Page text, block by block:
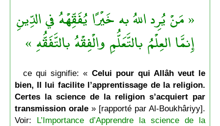
« مَنْ يُرِد اللهُ به خَيْرًا يُفَقِّهْهُ في الدِّينِ
إِنمَّا العِلْمُ بالتَّعَلُّمِ والْفِقْهُ بالتَّفَقُّهِ »
ce qui signifie: « Celui pour qui Allâh veut le
bien, Il lui facilite l’apprentissage de la religion.
Certes la science de la religion s’acquiert par
transmission orale» [rapporté par Al-Boukhâriyy].
Voir: L’Importance d’Apprendre la science de la